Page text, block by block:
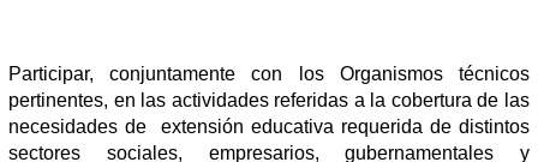
Participar, conjuntamente con los Organismos técnicos
pertinentes, en las actividades referidas a la cobertura de las
necesidades de extensión educativa requerida de distintos
sectores sociales, empresarios, gubernamentales y